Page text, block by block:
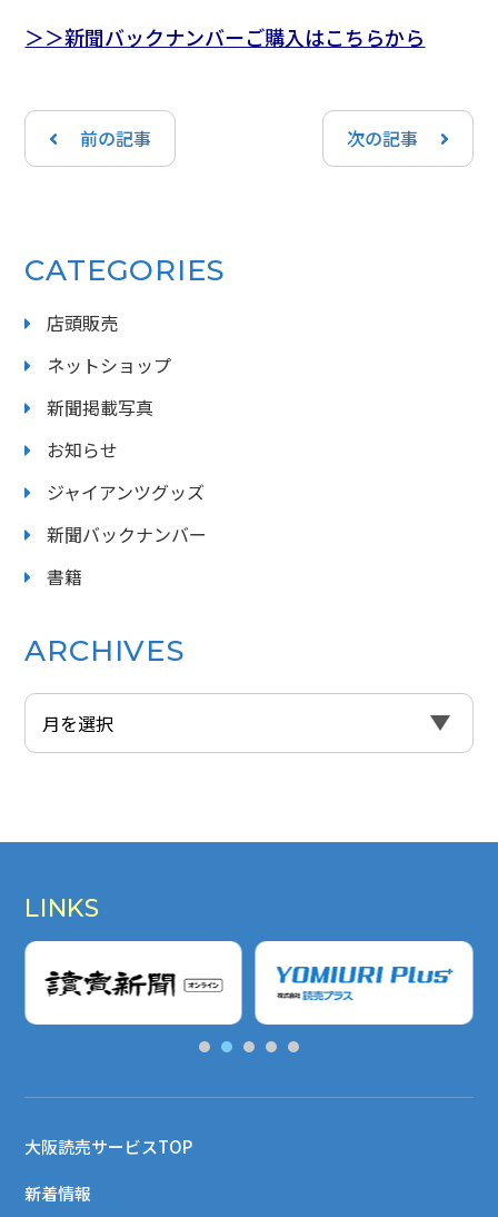
＞＞新聞バックナンバーご購入はこちらから
前の記事 次の記事
CATEGORIES
店頭販売
ネットショップ
新聞掲載写真
お知らせ
ジャイアンツグッズ
新聞バックナンバー
書籍
ARCHIVES
LINKS
大阪読売サービスTOP
新着情報